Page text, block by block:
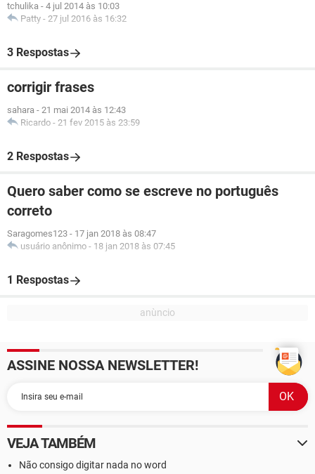
tchulika - 4 jul 2014 às 10:03
Patty - 27 jul 2016 às 16:32
3 Respostas
corrigir frases
sahara - 21 mai 2014 às 12:43
Ricardo - 21 fev 2015 às 23:59
2 Respostas
Quero saber como se escreve no português
correto
Saragomes123 - 17 jan 2018 às 08:47
usuário anônimo - 18 jan 2018 às 07:45
1 Respostas
ASSINE NOSSA NEWSLETTER!
VEJA TAMBÉM
Não consigo digitar nada no word